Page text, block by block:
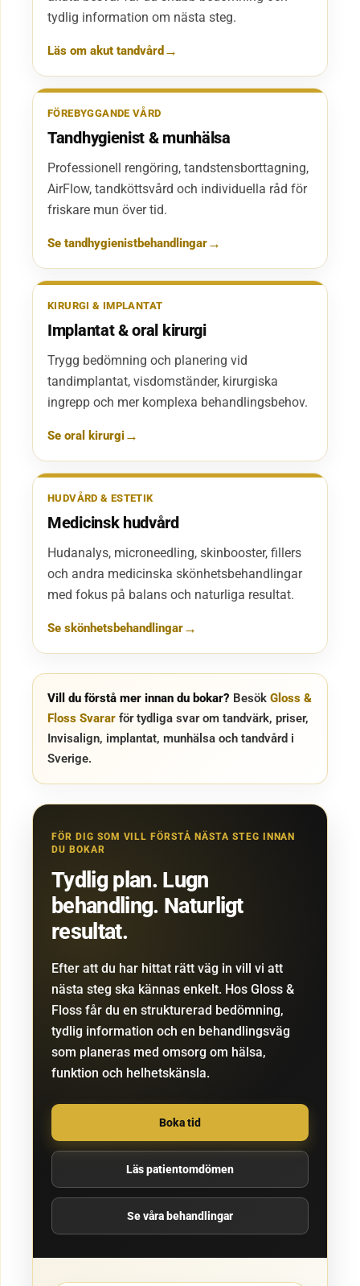
tydlig information om nästa steg.
Läs om akut tandvård
FÖREBYGGANDE VÅRD
Tandhygienist & munhälsa
Professionell rengöring, tandstensborttagning,
AirFlow, tandköttsvård och individuella råd för
friskare mun över tid.
Se tandhygienistbehandlingar
KIRURGI & IMPLANTAT
Implantat & oral kirurgi
Trygg bedömning och planering vid
tandimplantat, visdomständer, kirurgiska
ingrepp och mer komplexa behandlingsbehov.
Se oral kirurgi
HUDVÅRD & ESTETIK
Medicinsk hudvård
Hudanalys, microneedling, skinbooster, fillers
och andra medicinska skönhetsbehandlingar
med fokus på balans och naturliga resultat.
Se skönhetsbehandlingar
Vill du förstå mer innan du bokar? Besök Gloss &
Floss Svarar för tydliga svar om tandvärk, priser,
Invisalign, implantat, munhälsa och tandvård i
Sverige.
FÖR DIG SOM VILL FÖRSTÅ NÄSTA STEG INNAN
DU BOKAR
Tydlig plan. Lugn
behandling. Naturligt
resultat.
Efter att du har hittat rätt väg in vill vi att
nästa steg ska kännas enkelt. Hos Gloss &
Floss får du en strukturerad bedömning,
tydlig information och en behandlingsväg
som planeras med omsorg om hälsa,
funktion och helhetskänsla.
Boka tid
Läs patientomdömen
Se våra behandlingar